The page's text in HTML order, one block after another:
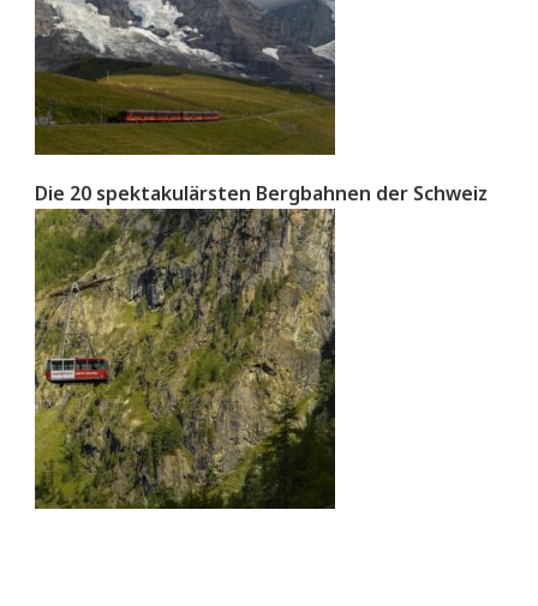
Die 20 spektakulärsten Bergbahnen der Schweiz